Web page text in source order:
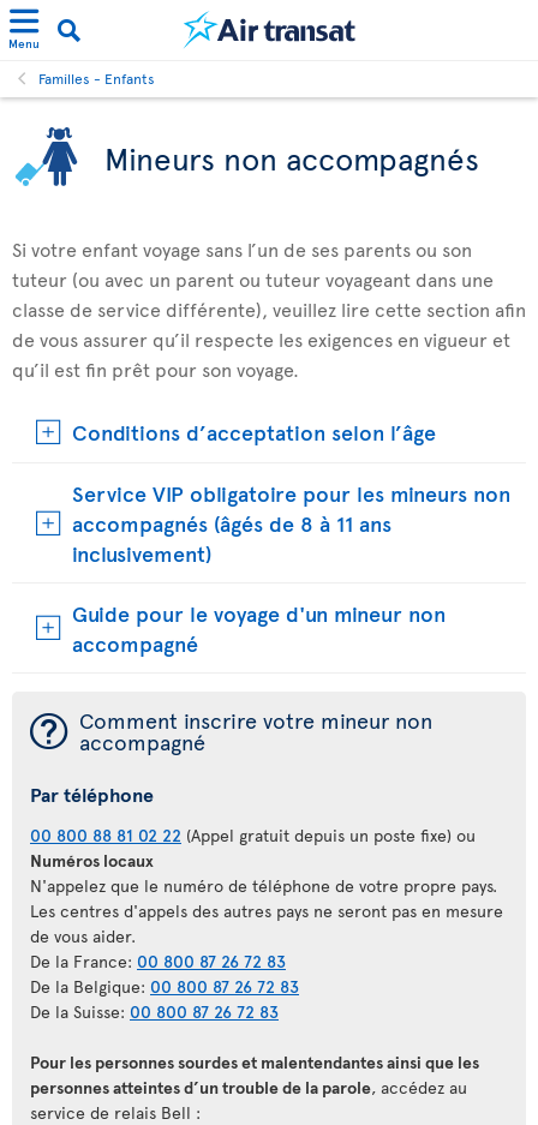
Menu
Familles - Enfants
Mineurs non accompagnés
Si votre enfant voyage sans l’un de ses parents ou son
tuteur (ou avec un parent ou tuteur voyageant dans une
classe de service différente), veuillez lire cette section afin
de vous assurer qu’il respecte les exigences en vigueur et
qu’il est fin prêt pour son voyage.
Conditions d’acceptation selon l’âge
Service VIP obligatoire pour les mineurs non
accompagnés (âgés de 8 à 11 ans
inclusivement)
Guide pour le voyage d'un mineur non
accompagné
¯ Comment inscrire votre mineur non
accompagné
Par téléphone
00 800 88 81 02 22 (Appel gratuit depuis un poste fixe) ou
Numéros locaux
N'appelez que le numéro de téléphone de votre propre pays.
Les centres d'appels des autres pays ne seront pas en mesure
de vous aider.
De la France: 00 800 87 26 72 83
De la Belgique: 00 800 87 26 72 83
De la Suisse: 00 800 87 26 72 83
Pour les personnes sourdes et malentendantes ainsi que les
personnes atteintes d’un trouble de la parole, accédez au
service de relais Bell :